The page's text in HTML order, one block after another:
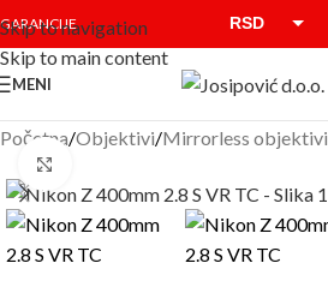
Skip to navigation
Skip to main content
GARANCIJE RSD
MENI
Početna/Objektivi/Mirrorless objektivi